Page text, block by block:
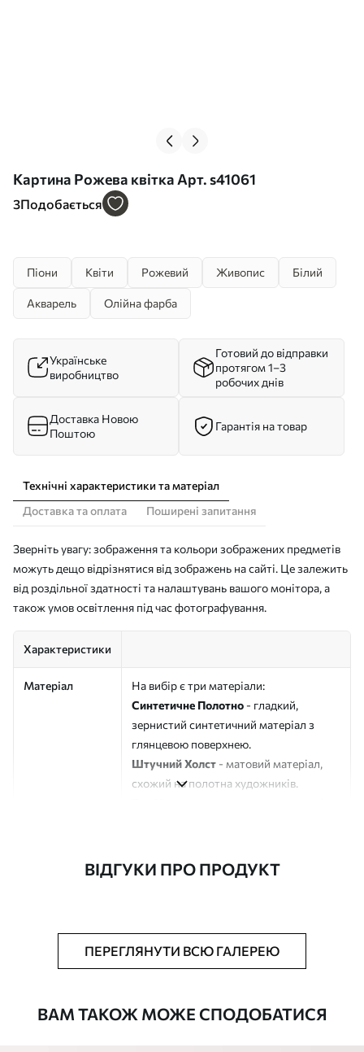
Картина Рожева квітка Арт. s41061
3Подобається
Піони Квіти Рожевий Живопис Білий
Акварель Олійна фарба
Українське
виробництво
Готовий до відправки
протягом 1–3
робочих днів
Доставка Новою
Поштою
Гарантія на товар
Технічні характеристики та матеріал
Доставка та оплата
Поширені запитання
Зверніть увагу: зображення та кольори зображених предметів
можуть дещо відрізнятися від зображень на сайті. Це залежить
від роздільної здатності та налаштувань вашого монітора, а
також умов освітлення під час фотографування.
Характеристики
Матеріал
На вибір є три матеріали:
Синтетичне Полотно - гладкий,
зернистий синтетичний матеріал з
глянцевою поверхнею.
Штучний Холст - матовий матеріал,
схожий на полотна художників.
Додатково Можна додати лакове покриття.
ВІДГУКИ ПРО ПРОДУКТ
ПЕРЕГЛЯНУТИ ВСЮ ГАЛЕРЕЮ
ВАМ ТАКОЖ МОЖЕ СПОДОБАТИСЯ